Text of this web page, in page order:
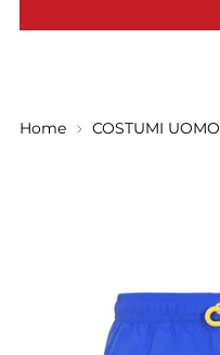
Home COSTUMI UOMO